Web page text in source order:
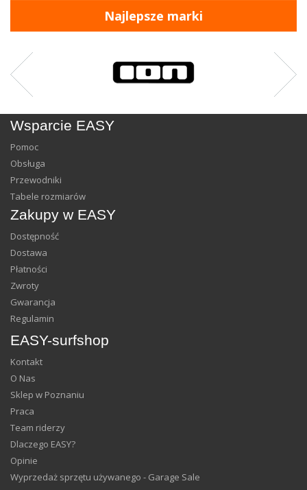
Najlepsze marki
Wsparcie EASY
Pomoc
Obsługa
Przewodniki
Tabele rozmiarów
Zakupy w EASY
Dostępność
Dostawa
Płatności
Zwroty
Gwarancja
Regulamin
EASY-surfshop
Kontakt
O Nas
Sklep w Poznaniu
Praca
Team riderzy
Dlaczego EASY?
Opinie
Wyprzedaż sprzętu używanego - Garage Sale